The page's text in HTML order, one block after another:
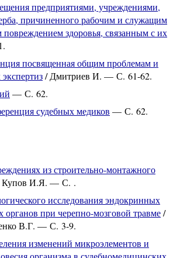
предприятиями, учреждениями,
причиненного рабочим и служащим
здоровья, связанным с их
посвященная общим проблемам и
/ Дмитриев И. — С. 61-62.
— С. 62.
судебных медиков — С. 62.
из строительно-монтажного
Купов И.Я. — С. .
исследования эндокринных
органов при черепно-мозговой травме/
В.Г. — С. 3-9.
изменений микроэлементов и